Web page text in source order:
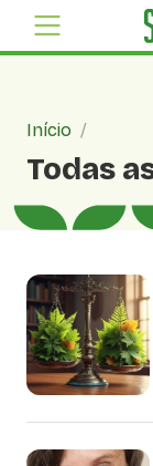
Início /
Todas